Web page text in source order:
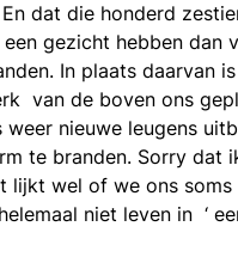
dat die honderd
een gezicht hebben dan
In plaats daarvan
van de boven ons
weer nieuwe leugens
te branden. Sorry dat
lijkt wel of we ons
niet leven in ‘